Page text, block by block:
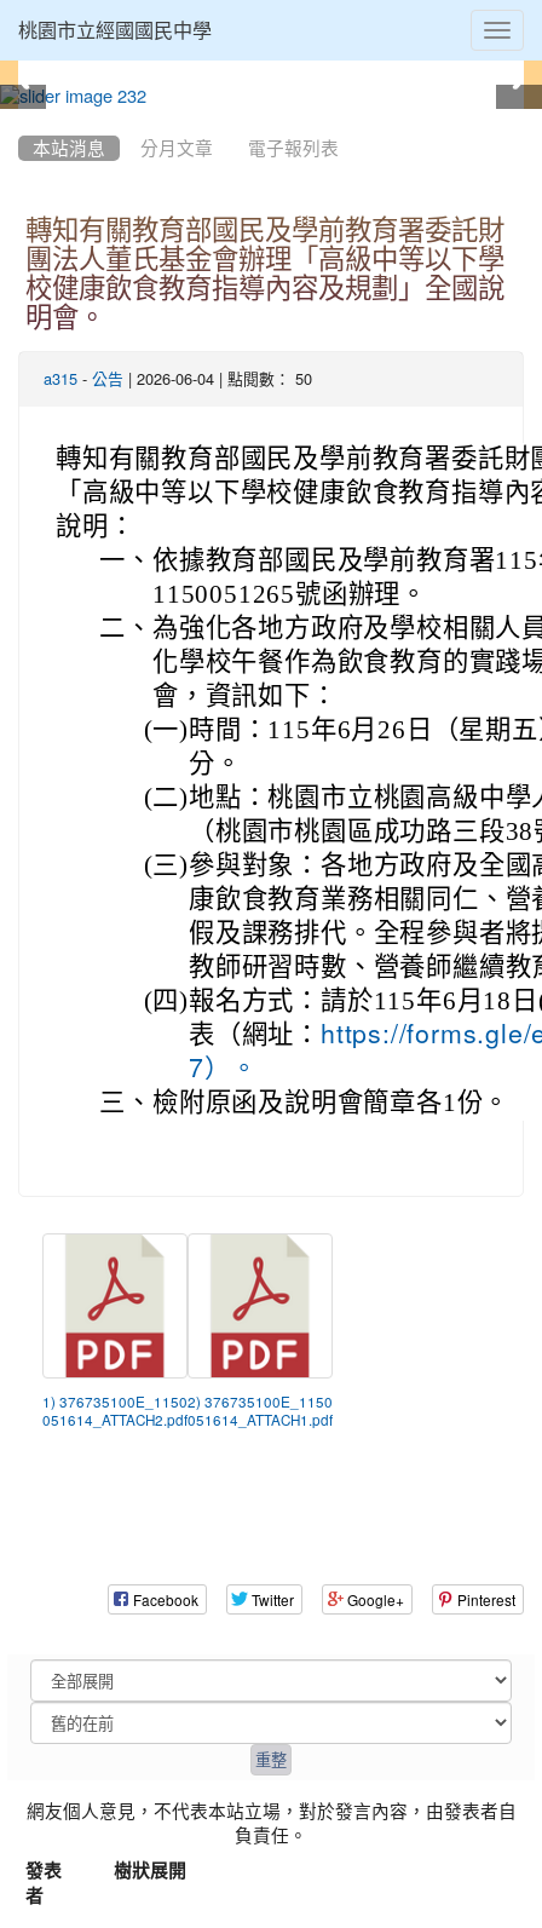
桃園市立經國國民中學
本站消息 分月文章 電子報列表
轉知有關教育部國民及學前教育署委託財
團法人董氏基金會辦理「高級中等以下學
校健康飲食教育指導內容及規劃」全國說
明會。
a315 - 公告 | 2026-06-04 | 點閱數： 50
轉知有關教育部國民及學前教育署委託財
「高級中等以下學校健康飲食教育指導
說明：
一、 依據教育部國民及學前教育署
1150051265號函辦理。
二、 為強化各地方政府及學校相關人
化學校午餐作為飲食教育的實踐
會，資訊如下：
(一) 時間：115年6月26日（星期
分。
(二)地點：桃園市立桃園高級中
（桃園市桃園區成功路三段
(三)參與對象：各地方政府及全
康飲食教育業務相關同仁、
假及課務排代。全程參與者
教師研習時數、營養師繼續教
(四)報名方式：請於115年6月18
表（網址： https://forms.gle/
7）。
三、 檢附原函及說明會簡章各1份。
1) 376735100E_1150
051614_ATTACH2.pdf
2) 376735100E_1150
051614_ATTACH1.pdf
Facebook Twitter Google+ Pinterest
網友個人意見，不代表本站立場，對於發言內容，由發表者自
負責任。
發表
者
樹狀展開